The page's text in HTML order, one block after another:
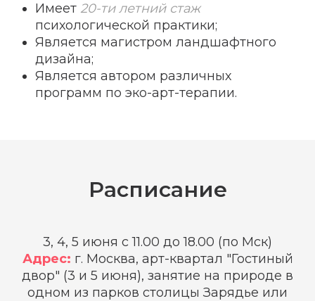
Имеет 20-ти летний стаж
психологической практики;
Является магистром ландшафтного
дизайна;
Является автором различных
программ по эко-арт-терапии.
Расписание
3, 4, 5 июня с 11.00 до 18.00 (по Мск)
Адрес: г. Москва, арт-квартал "Гостиный
двор" (3 и 5 июня), занятие на природе в
одном из парков столицы Зарядье или